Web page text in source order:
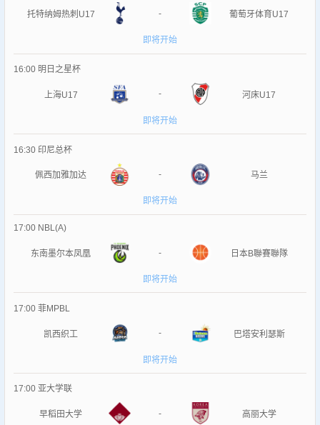
托特纳姆热刺U17 - 葡萄牙体育U17
即将开始
16:00 明日之星杯
上海U17 - 河床U17
即将开始
16:30 印尼总杯
佩西加雅加达 - 马兰
即将开始
17:00 NBL(A)
东南墨尔本凤凰 - 日本B聯賽聯隊
即将开始
17:00 菲MPBL
凯西织工 - 巴塔安利瑟斯
即将开始
17:00 亚大学联
早稻田大学 - 高丽大学